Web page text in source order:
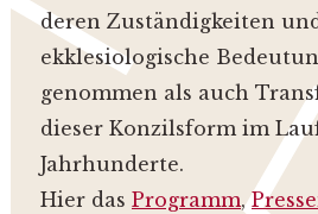
deren Zuständigkeiten
ekklesiologische
genommen als auch
dieser Konzilsform im
Jahrhunderte.
Hier das Programm,